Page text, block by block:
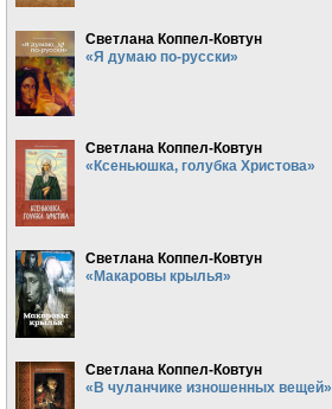
Светлана Коппел-Ковтун
«Я думаю по-русски»
Светлана Коппел-Ковтун
«Ксеньюшка, голубка Христова»
Светлана Коппел-Ковтун
«Макаровы крылья»
Светлана Коппел-Ковтун
«В чуланчике изношенных вещей»